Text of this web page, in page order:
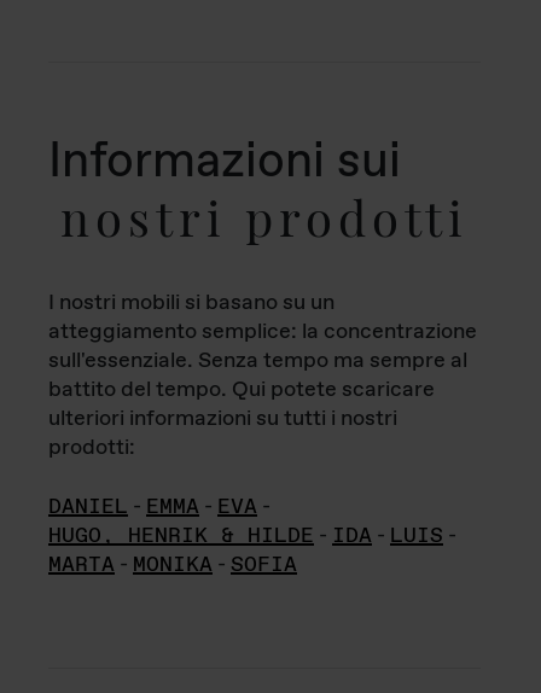
Informazioni sui
nostri prodotti
I nostri mobili si basano su un
atteggiamento semplice: la concentrazione
sull'essenziale. Senza tempo ma sempre al
battito del tempo. Qui potete scaricare
ulteriori informazioni su tutti i nostri
prodotti:
DANIEL - EMMA - EVA -
HUGO, HENRIK & HILDE - IDA - LUIS -
MARTA - MONIKA - SOFIA